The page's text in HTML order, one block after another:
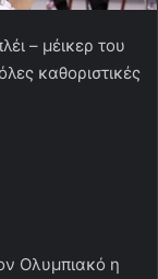
– μέικερ του
καθοριστικές
Ολυμπιακό η